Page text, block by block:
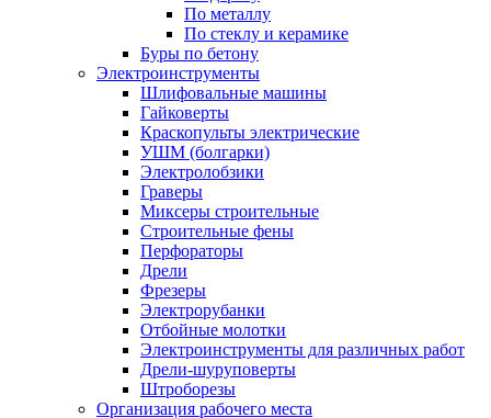
По металлу
По стеклу и керамике
Буры по бетону
Электроинструменты
Шлифовальные машины
Гайковерты
Краскопульты электрические
УШМ (болгарки)
Электролобзики
Граверы
Миксеры строительные
Строительные фены
Перфораторы
Дрели
Фрезеры
Электрорубанки
Отбойные молотки
Электроинструменты для различных работ
Дрели-шуруповерты
Штроборезы
Организация рабочего места